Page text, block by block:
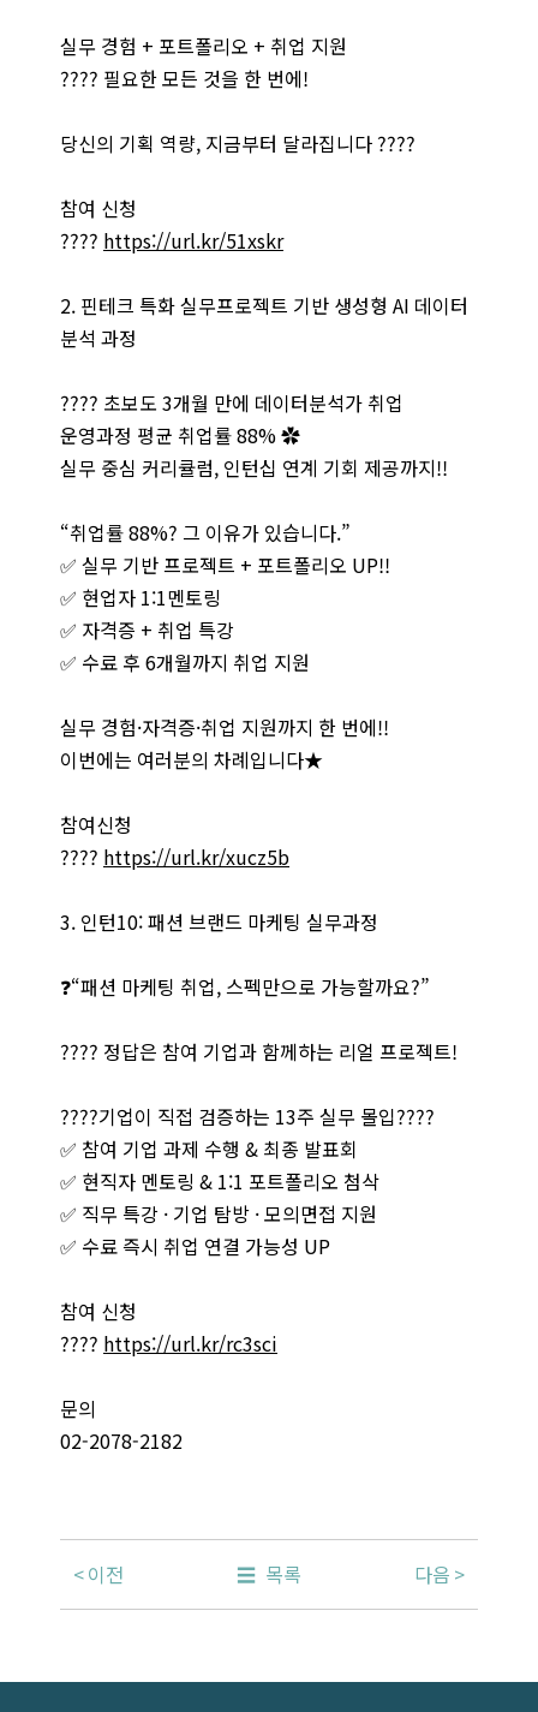
실무 경험 + 포트폴리오 + 취업 지원
???? 필요한 모든 것을 한 번에!
당신의 기획 역량, 지금부터 달라집니다 ????
참여 신청
???? https://url.kr/51xskr
2. 핀테크 특화 실무프로젝트 기반 생성형 AI 데이터
분석 과정
???? 초보도 3개월 만에 데이터분석가 취업
운영과정 평균 취업률 88% ✿
실무 중심 커리큘럼, 인턴십 연계 기회 제공까지!!
“취업률 88%? 그 이유가 있습니다.”
✅ 실무 기반 프로젝트 + 포트폴리오 UP!!
✅ 현업자 1:1멘토링
✅ 자격증 + 취업 특강
✅ 수료 후 6개월까지 취업 지원
실무 경험·자격증·취업 지원까지 한 번에!!
이번에는 여러분의 차례입니다★
참여신청
???? https://url.kr/xucz5b
3. 인턴10: 패션 브랜드 마케팅 실무과정
❓“패션 마케팅 취업, 스펙만으로 가능할까요?”
???? 정답은 참여 기업과 함께하는 리얼 프로젝트!
????기업이 직접 검증하는 13주 실무 몰입????
✅ 참여 기업 과제 수행 & 최종 발표회
✅ 현직자 멘토링 & 1:1 포트폴리오 첨삭
✅ 직무 특강 · 기업 탐방 · 모의면접 지원
✅ 수료 즉시 취업 연결 가능성 UP
참여 신청
???? https://url.kr/rc3sci
문의
02-2078-2182
이전 목록 다음